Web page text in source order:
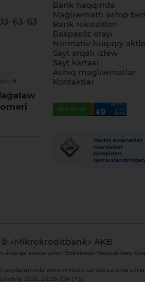
63-63
Bank haqqında
Maǵlıwmattı ashıp
Bank rekvizitleri
Baspasóz orayı
Normativ-huqıqıy
Sayt arqalı izlew
Sayt kartası
Ashıq maǵlıwmatlar
Kontaktlar
Barlıq amanatlar
mámleket
tárepinen
qamsızlandırılǵan
© «Mikrokreditbank» AKB
ámelge asırıw ushın Ózbekstan Respublikası
paydalanıwdawww.mkbank.uz veb-saytına
2026, 20:36 (GMT+5)